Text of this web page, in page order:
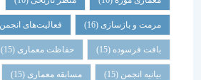
مرمت و بازسازی(16) فعالیت‌های انجمن(16)
بافت فرسوده (15) حفاظت معماری (15)
بیانیه انجمن(15) مسابقه معماری (15)